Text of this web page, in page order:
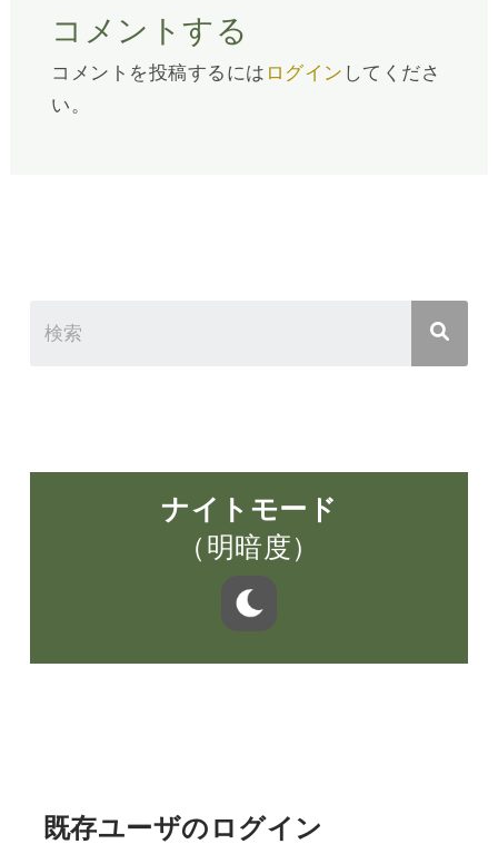
コメントする
コメントを投稿するには ログイン してくださ
い。
ナイトモード
（明暗度）
既存ユーザのログイン